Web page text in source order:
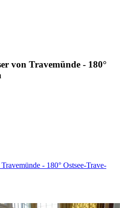
von Travemünde - 180°
- 180° Ostsee-Trave-